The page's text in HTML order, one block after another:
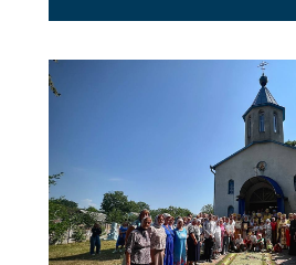
священному сані. Під час
особливі молитви за мир в